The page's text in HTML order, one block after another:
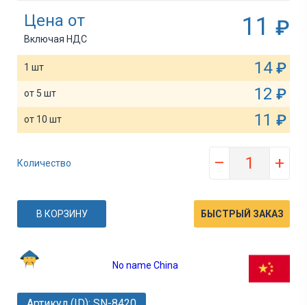
No name China
Цена от
Включая НДС 11 ₽
1 шт 14 ₽
от 5 шт 12 ₽
от 10 шт 11 ₽
Количество – +
В КОРЗИНУ БЫСТРЫЙ ЗАКАЗ